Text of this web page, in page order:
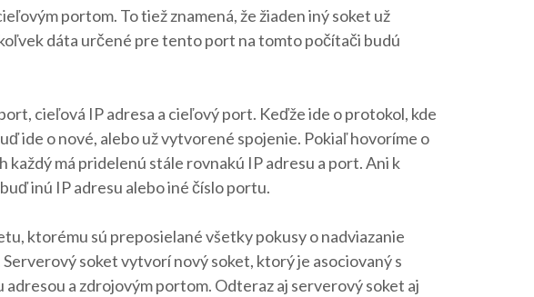
portom. To tiež znamená, že žiaden iný soket už
dáta určené pre tento port na tomto počítači budú
cieľová IP adresa a cieľový port. Keďže ide o protokol, kde
ide o nové, alebo už vytvorené spojenie. Pokiaľ hovoríme o
má pridelenú stále rovnakú IP adresu a port. Ani k
inú IP adresu alebo iné číslo portu.
ktorému sú preposielané všetky pokusy o nadviazanie
soket vytvorí nový soket, ktorý je asociovaný s
a zdrojovým portom. Odteraz aj serverový soket aj